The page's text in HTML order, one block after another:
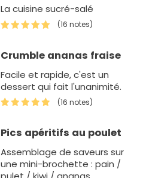
La cuisine sucré-salé
(16 notes)
Crumble ananas fraise
Facile et rapide, c'est un
dessert qui fait l'unanimité.
(16 notes)
Pics apéritifs au poulet
Assemblage de saveurs sur
une mini-brochette : pain /